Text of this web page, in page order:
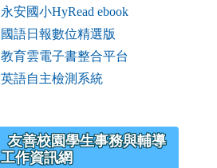
永安國小HyRead ebook
國語日報數位精選版
教育雲電子書整合平台
英語自主檢測系統
友善校園學生事務與輔導
工作資訊網